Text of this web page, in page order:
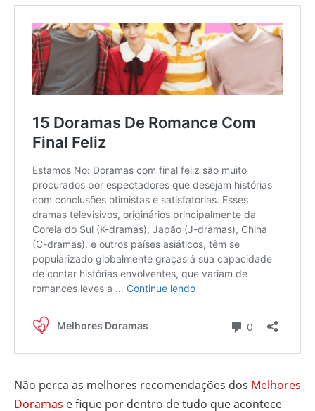
Não perca as melhores recomendações dos Melhores
Doramas e fique por dentro de tudo que acontece